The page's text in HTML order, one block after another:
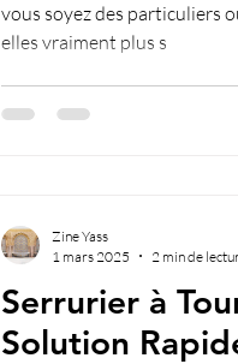
vous soyez des particuliers
elles vraiment plus s
Serrurier à
Solution
Zine Yass
1 mars 2025
2 min de